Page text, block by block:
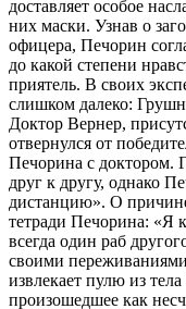
доставляет особое
них маски. Узнав о
офицера, Печорин
до какой степени
приятель. В своих
слишком далеко:
Доктор Вернер,
отвернулся от
Печорина с доктором.
друг к другу, однако
дистанцию». О
тетради Печорина: «Я
всегда один раб
своими
извлекает пулю из
произошедшее как